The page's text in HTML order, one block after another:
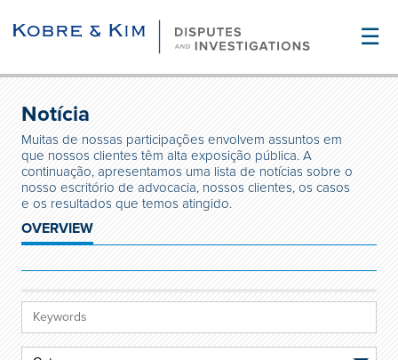
☰
Notícia
Muitas de nossas participações envolvem assuntos em
que nossos clientes têm alta exposição pública. A
continuação, apresentamos uma lista de notícias sobre o
nosso escritório de advocacia, nossos clientes, os casos
e os resultados que temos atingido.
OVERVIEW